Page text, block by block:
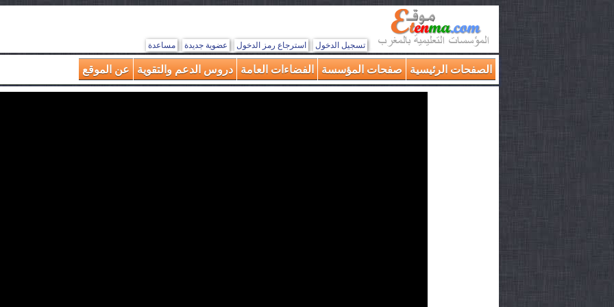
تسجيل الدخول استرجاع رمز الدخول عضوية جديدة مساعدة
الصفحات الرئيسية صفحات المؤسسة الفضاءات العامة دروس الدعم والتقوية عن الموقع